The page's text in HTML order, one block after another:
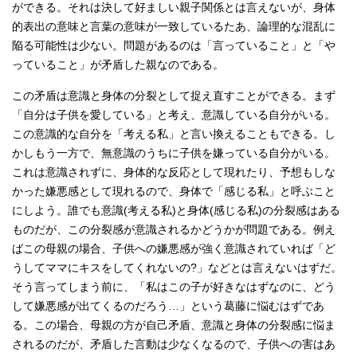
ができる。それは決して好ましい親子関係とは言えないが、身体
的表出の意味と言葉の意味が一致しているたあ、論理的な混乱に
陥る可能性は少ない。問題があるのは「言っていること」と「や
っていること」が矛盾した親なのである。
この矛盾は意識と身体の分裂として捉え直すことができる。まず
「自分は子供を愛している」と考え、意識している自分がいる。
この意識的な自分を「考える私」と言い換えることもできる。し
かしもう一方で、無意識のうちに子供を嫌っている自分がいる。
これは意識されずに、身体的な反応として現れたり、予想もしな
かった嫌悪感として現れるので、身体で「感じる私」と呼ぶこと
にしよう。誰でも意識(考える私)と身体(感じる私)の分裂感はある
ものだが、この分裂感が意識されるかどうかが問題である。例え
ばこの母親の場合、子供への嫌悪感が強く意識されていれば「ど
うしてママにキスをしてくれないの?」などとは言えないはずだ。
そう言ってしまう前に、「私はこの子が好きなはずなのに、どう
して嫌悪感が出てくるのだろう…」という葛藤に悩むはずであ
る。この場合、母親の方が自己矛盾、意識と身体の分裂感に悩ま
されるのだが、矛盾した言動は少なくなるので、子供への害はあ